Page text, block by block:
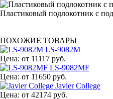
Пластиковый подлокотник с
ПОХОЖИЕ ТОВАРЫ
LS-9082M
Цена: от 11117 руб.
LS-9082MF
Цена: от 11650 руб.
Javier College
Цена: от 42174 руб.